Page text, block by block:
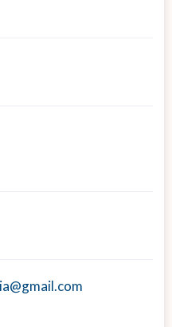
@gmail.com